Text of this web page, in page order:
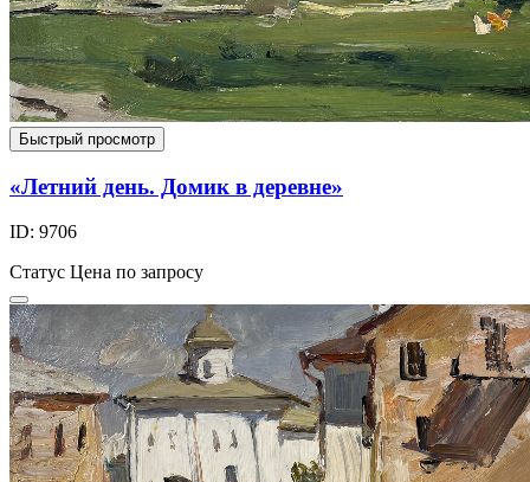
Быстрый просмотр
«Летний день. Домик в деревне»
ID: 9706
Статус Цена по запросу